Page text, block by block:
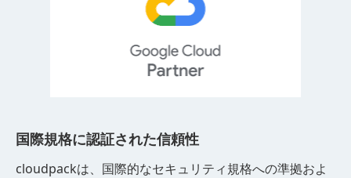
国際規格に認証された信頼性
cloudpackは、国際的なセキュリティ規格への準拠およ